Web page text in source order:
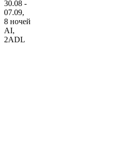
30.08 -
07.09,
8 ночей
AI,
2ADL